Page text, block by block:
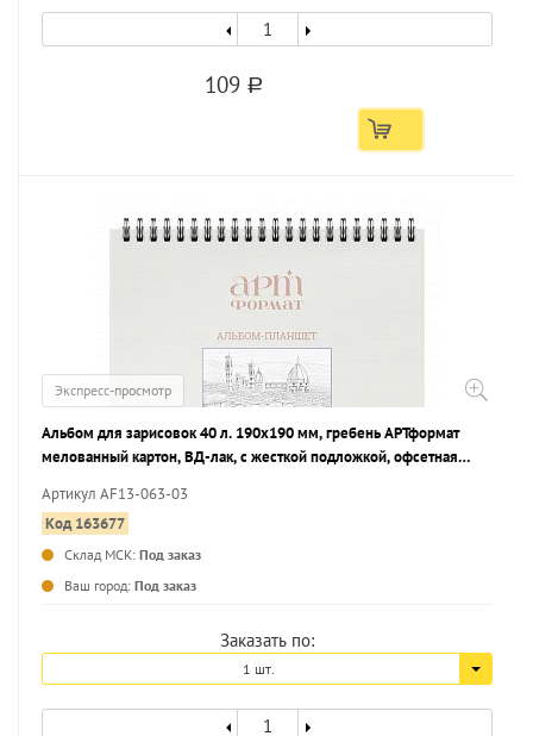
109 a
Экспресс-просмотр
Альбом для зарисовок 40 л. 190х190 мм, гребень АРТформат
мелованный картон, ВД-лак, с жесткой подложкой, офсетная
Артикул AF13-063-03
Код 163677
Склад МСК: Под заказ
Ваш город: Под заказ
Заказать по:
1 шт.